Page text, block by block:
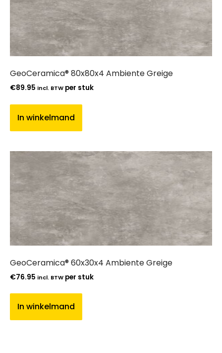
GeoCeramica® 80x80x4 Ambiente Greige
€89.95 incl. BTW per stuk
In winkelmand
GeoCeramica® 60x30x4 Ambiente Greige
€76.95 incl. BTW per stuk
In winkelmand